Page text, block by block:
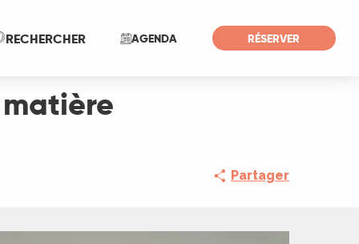
AGENDA RÉSERVER
RECHERCHERRecherche
Partager